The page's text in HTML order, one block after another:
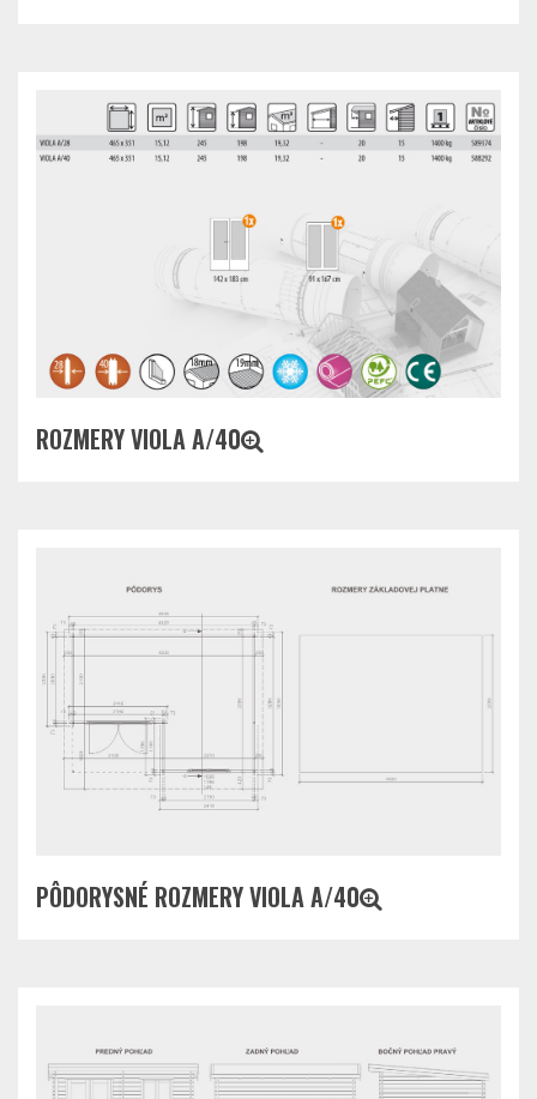
ROZMERY VIOLA A/40
PÔDORYSNÉ ROZMERY VIOLA A/40